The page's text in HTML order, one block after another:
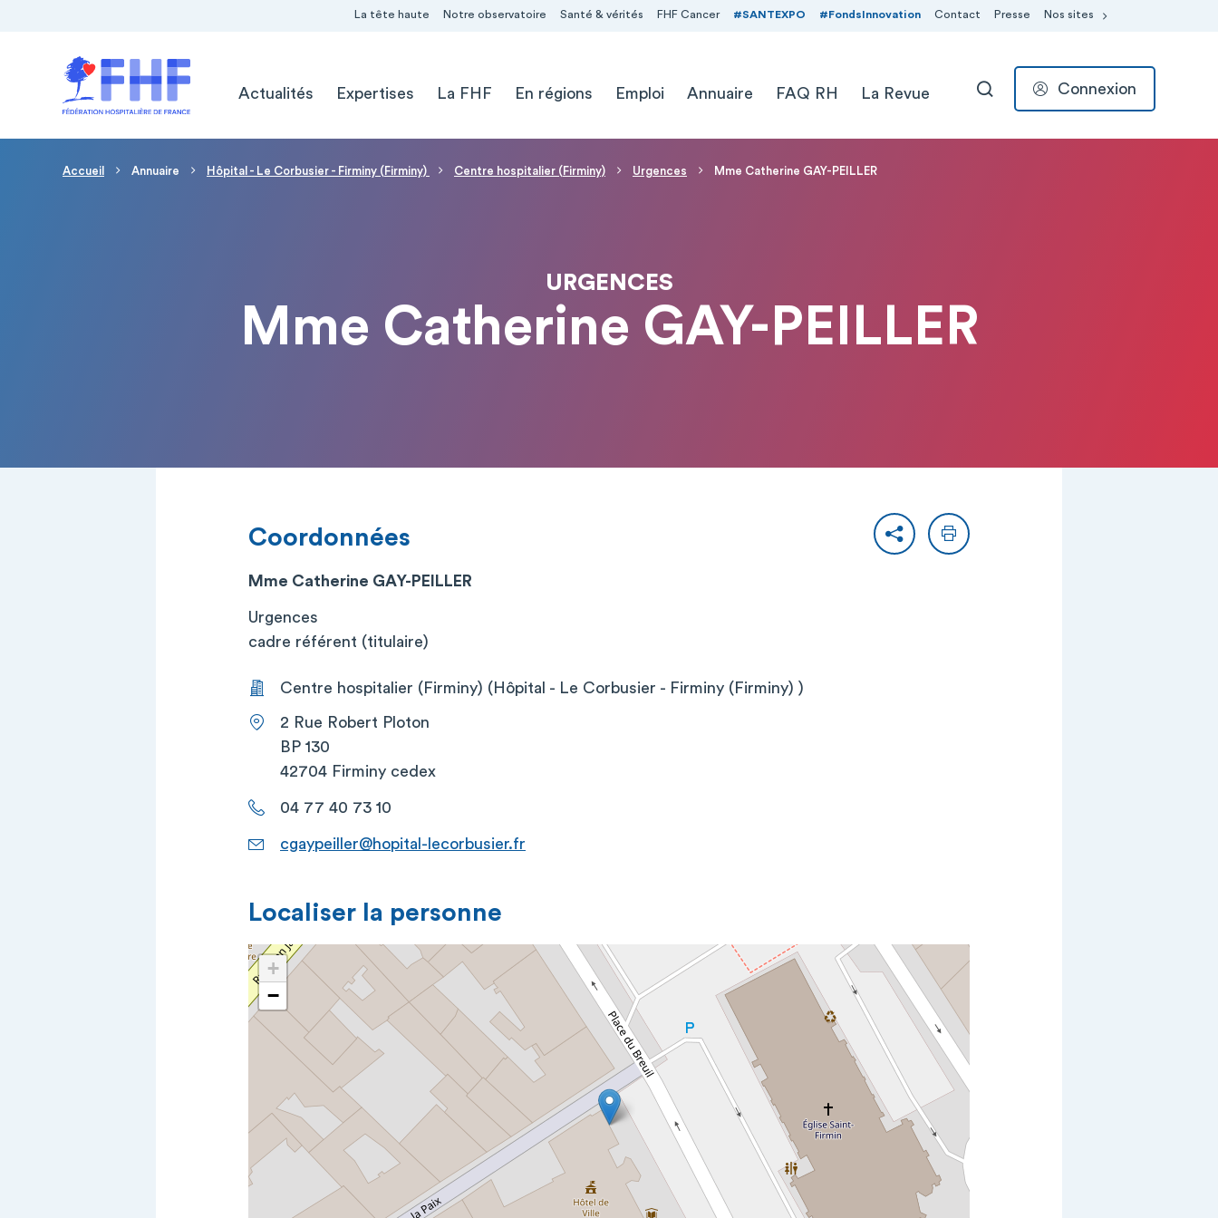
La tête haute Notre observatoire Santé & vérités FHF Cancer #SANTEXPO #FondsInnovation Contact Presse Nos sites
Actualités
Expertises La FHF En régions Emploi Annuaire FAQ RH La Revue RECHERCHER
Connexion
Fil d'Ariane
Accueil Annuaire Hôpital - Le Corbusier - Firminy (Firminy) Centre hospitalier (Firminy) Urgences Mme Catherine GAY-PEILLER
URGENCES
Mme Catherine GAY-PEILLER
PartagerImprimer
Coordonnées
Mme Catherine GAY-PEILLER
Urgences
cadre référent (titulaire)
Centre hospitalier (Firminy) (Hôpital - Le Corbusier - Firminy (Firminy) )
2 Rue Robert Ploton
BP 130
42704 Firminy cedex
04 77 40 73 10
cgaypeiller@hopital-lecorbusier.fr
Localiser la personne
+
−